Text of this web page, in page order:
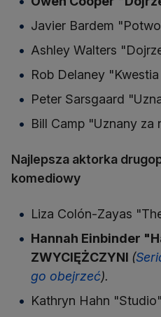
Javier Bardem
Ashley Walters
Rob Delaney
Peter Sarsgaard
Bill Camp "Uznany za
Najlepsza aktorka
komediowy
Liza Colón-Zayas
Hannah Einbinder
ZWYCIĘŻCZYNI (
go obejrzeć).
Kathryn Hahn "Studio"